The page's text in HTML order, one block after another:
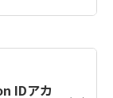
IDアカ